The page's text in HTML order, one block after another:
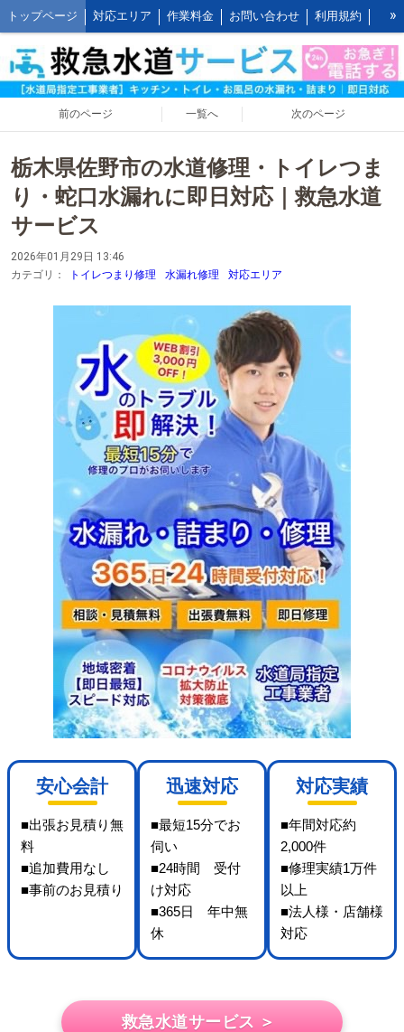
トップページ 対応エリア 作業料金 お問い合わせ 利用規約
水道修理の作業報告 水道修理の施工事例 よくあるご質問 FAQ
救水の水道修理ブログ お客様の声とご感想 WEB割引ご利用方法
公式LINEアカウント キッチンの作業料金
屋外の作業料金
»
前のページ 一覧へ 次のページ
栃木県佐野市の水道修理・トイレつま
り・蛇口水漏れに即日対応｜救急水道
サービス
2026年01月29日 13:46
カテゴリ：
トイレつまり修理 水漏れ修理 対応エリア
安心会計
■出張お見積り無
料
■追加費用なし
■事前のお見積り
迅速対応
■最短15分でお
伺い
■24時間 受付
け対応
■365日 年中無
休
対応実績
■年間対応約
2,000件
■修理実績1万件
以上
■法人様・店舗様
対応
救急水道サービス ＞